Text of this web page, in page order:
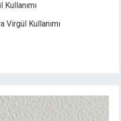
Virgül Kullanımı